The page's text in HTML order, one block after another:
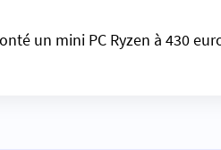
un mini PC Ryzen à 430